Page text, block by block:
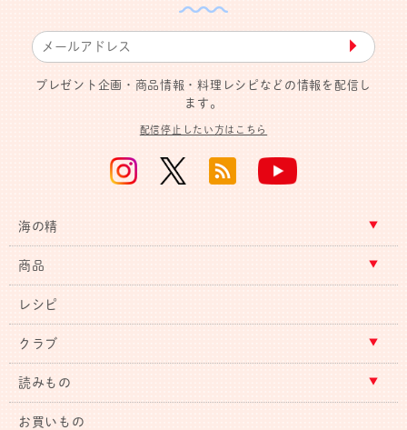
▶︎
プレゼント企画・商品情報・料理レシピなどの情報を配信し
ます。
配信停止したい方はこちら
海の精
商品
レシピ
クラブ
読みもの
お買いもの